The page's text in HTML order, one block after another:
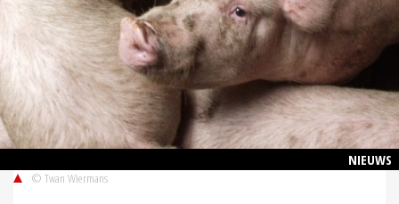
NIEUWS
© Twan Wiermans